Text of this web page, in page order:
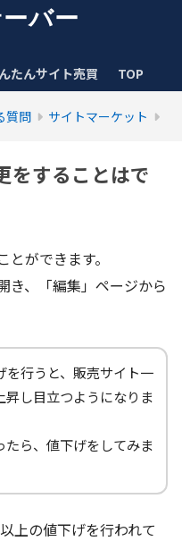
たんサイト売買 TOP
質問 サイトマーケット
をすることはで
ができます。
き、「編集」ページから
を行うと、販売サイト一
昇し目立つようになりま
ら、値下げをしてみま
上の値下げを行われて